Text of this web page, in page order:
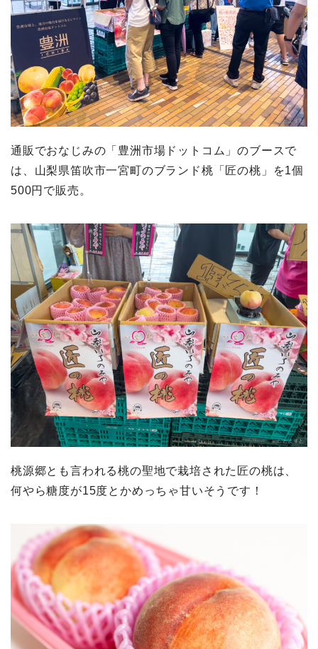
通販でおなじみの「豊洲市場ドットコム」のブースで
は、山梨県笛吹市一宮町のブランド桃「匠の桃」を1個
500円で販売。
桃源郷とも言われる桃の聖地で栽培された匠の桃は、
何やら糖度が15度とかめっちゃ甘いそうです！